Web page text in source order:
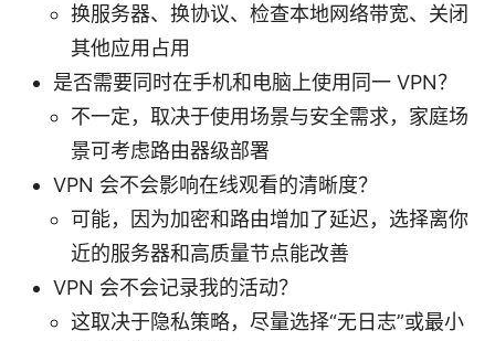
换服务器、换协议、检查本地网络带宽、关闭
其他应用占用
是否需要同时在手机和电脑上使用同一 VPN？
不一定，取决于使用场景与安全需求，家庭场
景可考虑路由器级部署
VPN 会不会影响在线观看的清晰度？
可能，因为加密和路由增加了延迟，选择离你
近的服务器和高质量节点能改善
VPN 会不会记录我的活动？
这取决于隐私策略，尽量选择“无日志”或最小